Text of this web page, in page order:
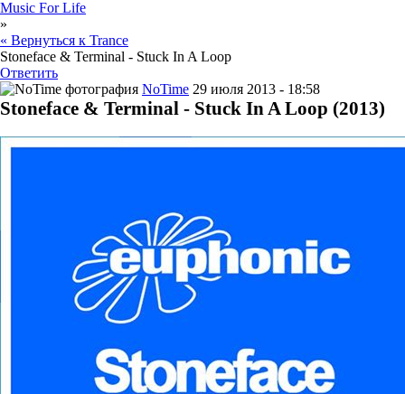
Music For Life
»
« Вернуться к Trance
Stoneface & Terminal - Stuck In A Loop
Ответить
NoTime 29 июля 2013 - 18:58
Stoneface & Terminal - Stuck In A Loop (2013)